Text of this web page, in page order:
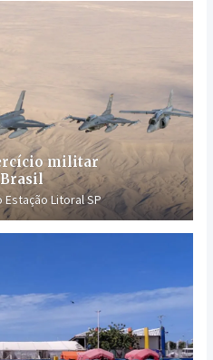
militar
Estação Litoral SP